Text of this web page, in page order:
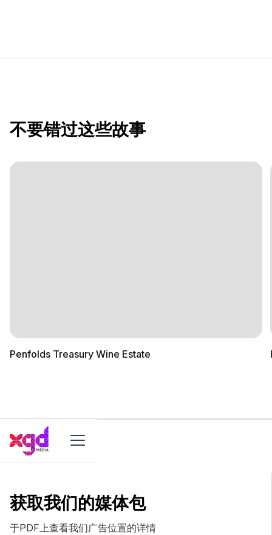
不要错过这些故事
Penfolds Treasury Wine Estate
获取我们的媒体包
于PDF上查看我们广告位置的详情